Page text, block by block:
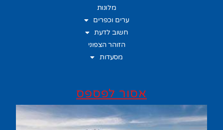
מלונות
ערים וכפרים
חשוב לדעת
הזוהר הצפוני
מסעדות
אסור לפספס